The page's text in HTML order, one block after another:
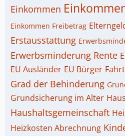
Einkommen
Einkommen Freibetrag
Erstausstattung
Erwerbsminderung Rente
EU Ausländer EU Bürger
Grad der Behinderung
Grundsicherung im Alter
Haushaltsgemeinschaft
Heizkosten Abrechnung